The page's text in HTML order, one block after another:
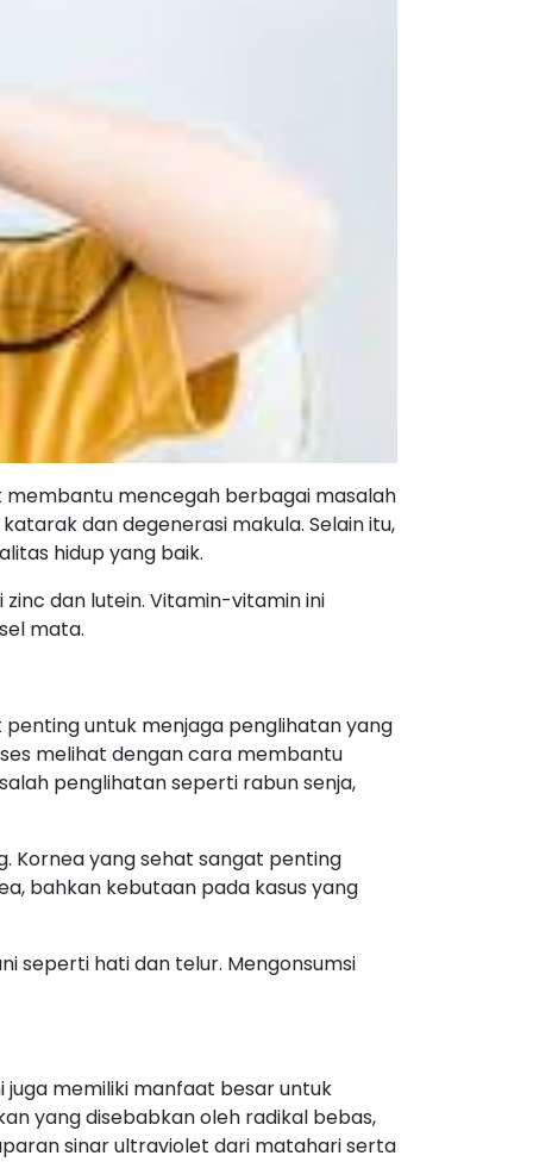
mencegah berbagai masalah
dan degenerasi makula. Selain itu,
hidup yang baik.
dan lutein. Vitamin-vitamin ini
mata.
untuk menjaga penglihatan yang
melihat dengan cara membantu
penglihatan seperti rabun senja,
Kornea yang sehat sangat penting
bahkan kebutaan pada kasus yang
seperti hati dan telur. Mengonsumsi
memiliki manfaat besar untuk
yang disebabkan oleh radikal bebas,
sinar ultraviolet dari matahari serta